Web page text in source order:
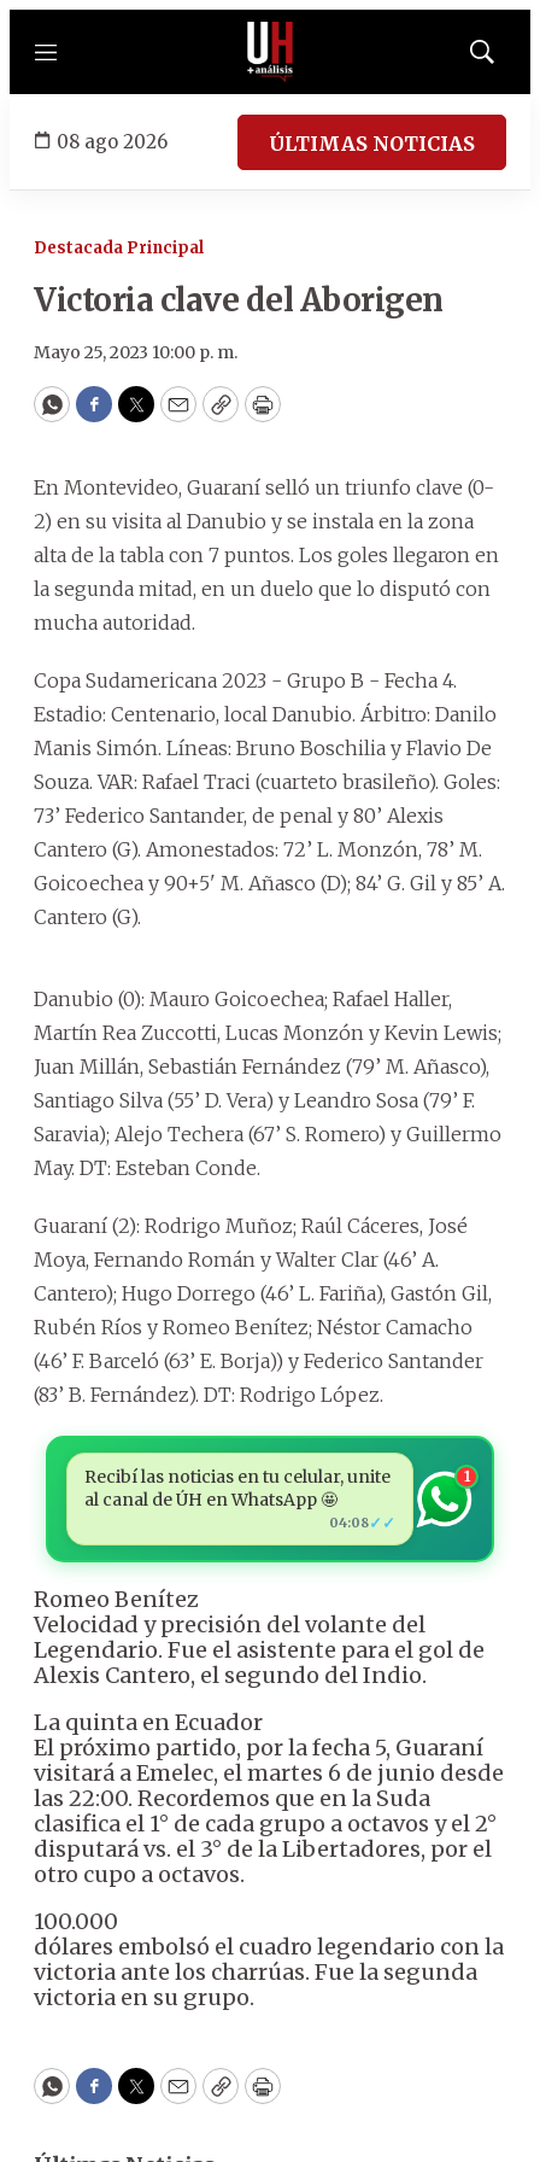
Menú
Mostrar
08 ago 2026 ÚLTIMAS NOTICIAS
Destacada Principal
Victoria clave del Aborigen
Mayo 25, 2023 10:00 p. m.
WhatsApp
Facebook
Twitter
EmailCopyPrint
En Montevideo, Guaraní selló un triunfo clave (0-
2) en su visita al Danubio y se instala en la zona
alta de la tabla con 7 puntos. Los goles llegaron en
la segunda mitad, en un duelo que lo disputó con
mucha autoridad.
Copa Sudamericana 2023 - Grupo B - Fecha 4.
Estadio: Centenario, local Danubio. Árbitro: Danilo
Manis Simón. Líneas: Bruno Boschilia y Flavio De
Souza. VAR: Rafael Traci (cuarteto brasileño). Goles:
73’ Federico Santander, de penal y 80’ Alexis
Cantero (G). Amonestados: 72’ L. Monzón, 78’ M.
Goicoechea y 90+5' M. Añasco (D); 84’ G. Gil y 85’ A.
Cantero (G).
Danubio (0): Mauro Goicoechea; Rafael Haller,
Martín Rea Zuccotti, Lucas Monzón y Kevin Lewis;
Juan Millán, Sebastián Fernández (79’ M. Añasco),
Santiago Silva (55’ D. Vera) y Leandro Sosa (79’ F.
Saravia); Alejo Techera (67’ S. Romero) y Guillermo
May. DT: Esteban Conde.
Guaraní (2): Rodrigo Muñoz; Raúl Cáceres, José
Moya, Fernando Román y Walter Clar (46’ A.
Cantero); Hugo Dorrego (46’ L. Fariña), Gastón Gil,
Rubén Ríos y Romeo Benítez; Néstor Camacho
(46’ F. Barceló (63’ E. Borja)) y Federico Santander
(83’ B. Fernández). DT: Rodrigo López.
Recibí las noticias en tu celular, unite
al canal de ÚH en WhatsApp 🤩
04:08✓✓
1
Romeo Benítez
Velocidad y precisión del volante del
Legendario. Fue el asistente para el gol de
Alexis Cantero, el segundo del Indio.
La quinta en Ecuador
El próximo partido, por la fecha 5, Guaraní
visitará a Emelec, el martes 6 de junio desde
las 22:00. Recordemos que en la Suda
clasifica el 1° de cada grupo a octavos y el 2°
disputará vs. el 3° de la Libertadores, por el
otro cupo a octavos.
100.000
dólares embolsó el cuadro legendario con la
victoria ante los charrúas. Fue la segunda
victoria en su grupo.
WhatsApp
Facebook
Twitter
EmailCopyPrint